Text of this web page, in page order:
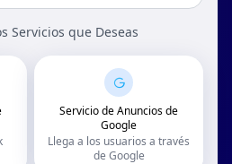
Servicios que Deseas
Servicio de Anuncios de
Google
Llega a los usuarios a través
de Google